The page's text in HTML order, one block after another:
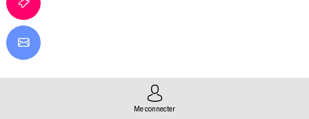
Me connecter